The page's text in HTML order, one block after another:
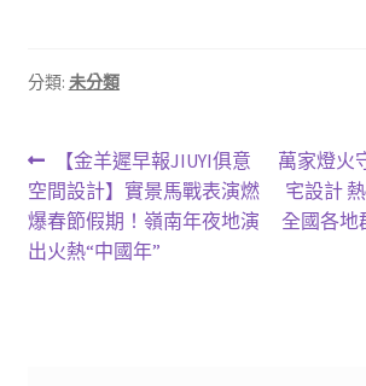
分類: 未分類
文
章
導
上
一
篇
文
【金羊遲早報JIUYI俱意
空間設計】實景馬戰表演燃
爆春節假期！嶺南年夜地演
出火熱“中國年”
下
一
篇
萬家燈火
宅設計
全國各地